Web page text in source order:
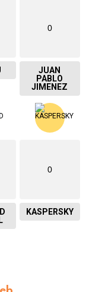
0
JUAN
PABLO
JIMENEZ
0
KASPERSKY